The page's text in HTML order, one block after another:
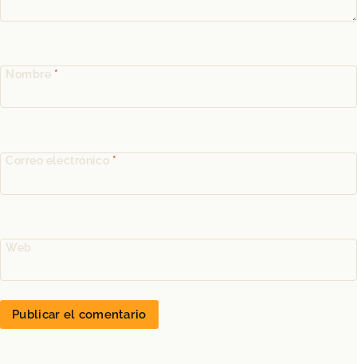
Nombre *
Correo electrónico *
Web